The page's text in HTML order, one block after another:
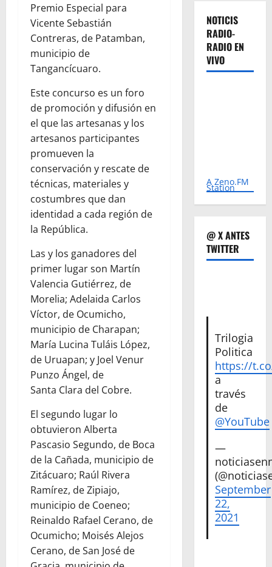
Premio Especial para
Vicente Sebastián
Contreras, de Patamban,
municipio de
Tangancícuaro.
Este concurso es un foro
de promoción y difusión en
el que las artesanas y los
artesanos participantes
promueven la
conservación y rescate de
técnicas, materiales y
costumbres que dan
identidad a cada región de
la República.
Las y los ganadores del
primer lugar son Martín
Valencia Gutiérrez, de
Morelia; Adelaida Carlos
Víctor, de Ocumicho,
municipio de Charapan;
María Lucina Tuláis López,
de Uruapan; y Joel Venur
Punzo Ángel, de
Santa Clara del Cobre.
El segundo lugar lo
obtuvieron Alberta
Pascasio Segundo, de Boca
de la Cañada, municipio de
Zitácuaro; Raúl Rivera
Ramírez, de Zipiajo,
municipio de Coeneo;
Reinaldo Rafael Cerano, de
Ocumicho; Moisés Alejos
Cerano, de San José de
NOTICIS
RADIO-
RADIO EN
VIVO
A Zeno.FM
Station
@ X ANTES
TWITTER
Trilogia
Politica
https://
a
través
de
@YouTube
—
September
22,
2021